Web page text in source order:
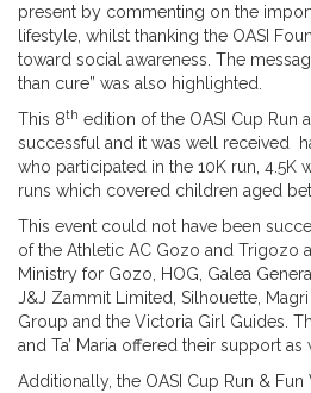
present by commenting on the
lifestyle, whilst thanking the OASI
toward social awareness. The
than cure” was also highlighted.
This 8th edition of the OASI Cup Run
successful and it was well received
who participated in the 10K run, 4.5K
runs which covered children aged
This event could not have been
of the Athletic AC Gozo and Trigozo
Ministry for Gozo, HOG, Galea
J&J Zammit Limited, Silhouette,
Group and the Victoria Girl Guides.
and Ta’ Maria offered their support as
Additionally, the OASI Cup Run &